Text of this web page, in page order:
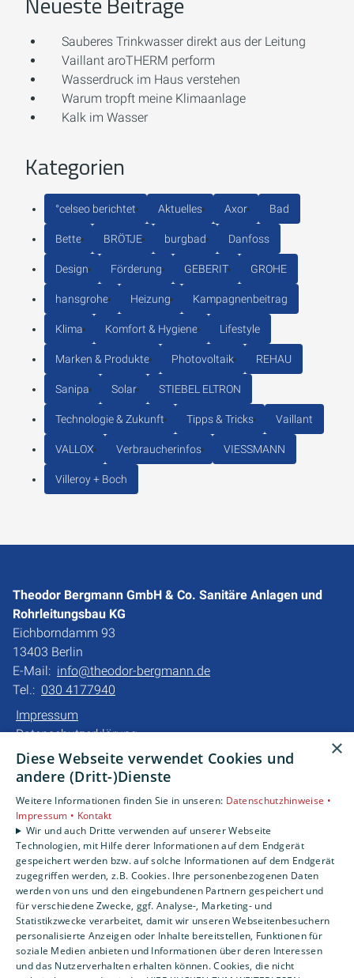
Sauberes Trinkwasser direkt aus der Leitung
Vaillant aroTHERM perform
Wasserdruck im Haus verstehen
Warum tropft meine Klimaanlage
Kalk im Wasser
Kategorien
°celseo berichtet Aktuelles Axor Bad
Bette BRÖTJE burgbad Danfoss
Design Förderung GEBERIT GROHE
hansgrohe Heizung Kampagnenbeitrag
Klima Komfort & Hygiene Lifestyle
Marken & Produkte Photovoltaik REHAU
Sanipa Solar STIEBEL ELTRON
Technologie & Zukunft Tipps & Tricks Vaillant
VALLOX Verbraucherinfos VIESSMANN
Villeroy + Boch
Theodor Bergmann GmbH & Co. Sanitäre Anlagen und
Rohrleitungsbau KG
Eichborndamm 93
13403 Berlin
E-Mail: info@theodor-bergmann.de
Tel.: 030 4177940
Impressum
Datenschutzerklärung
Barrierefreiheitserklärung
Privatkunden
Gewerbekunden
Karriere
Unternehmen
×
Diese Webseite verwendet Cookies und
andere (Dritt-)Dienste
Weitere Informationen finden Sie in unseren: Datenschutzhinweise •
Impressum • Kontakt
Wir und auch Dritte verwenden auf unserer Webseite
Technologien, mit Hilfe derer Informationen auf dem Endgerät
gespeichert werden bzw. auf solche Informationen auf dem Endgerät
zugegriffen werden, z.B. Cookies. Ihre personenbezogenen Daten
werden von uns und den eingebundenen Partnern gespeichert und
für verschiedene Zwecke, ggf. Analyse-, Marketing- und
Statistikzwecke verarbeitet, damit wir unseren Webseitenbesuchern
personalisierte Anzeigen oder Inhalte bereitstellen, Funktionen für
soziale Medien anbieten und Informationen über deren Interessen
und das Nutzerverhalten erhalten können. Cookies, die nicht